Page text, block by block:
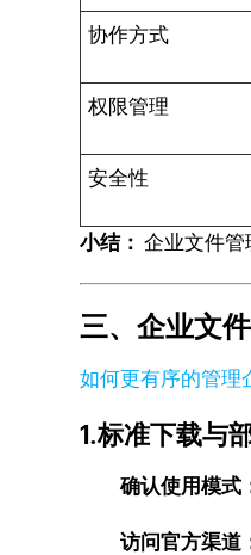
协作方式
权限管理
安全性
小结： 企业文件管
三、企业文
如何更有序的管理
1.标准下载与
确认使用模式
访问官方渠道